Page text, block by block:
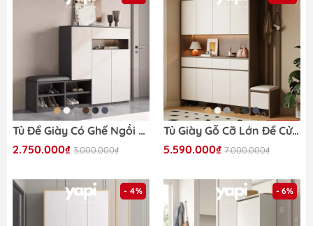
Tủ Để Giày Có Ghế Ngồi Bọc Nệm 140x35x100cm Yapi-322
2.750.000₫ 3.000.000₫
Tủ Giày Gỗ Cỡ Lớn Để Cửa Tích Hợp Tủ Để Đồ Có LED Sâu 35cm Yapi-321 - Nhiều kích thước
5.590.000₫ 7.000.000₫
- 4% - 6%